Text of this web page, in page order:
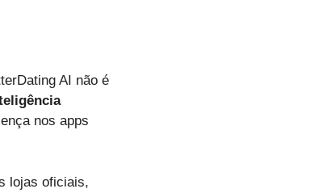
AI não é
nos apps
lojas oficiais,